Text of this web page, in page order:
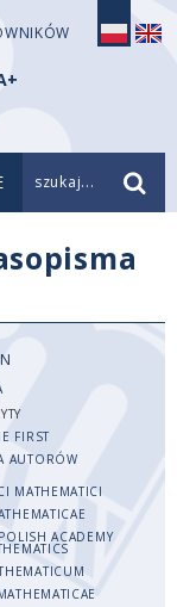
szukaj...
FIRST
AUTORÓW
MATHEMATICI
ACADEMY